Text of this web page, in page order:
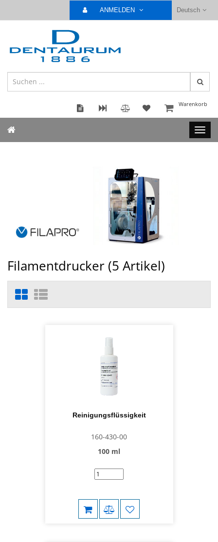
Deutsch
ANMELDEN
Warenkorb
Filamentdrucker (5 Artikel)
Reinigungsflüssigkeit
160-430-00
100 ml